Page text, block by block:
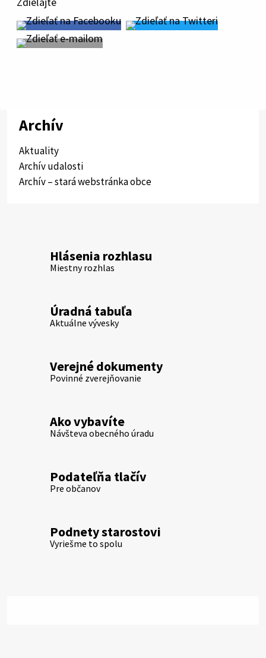
Archív
Aktuality
Archív udalosti
Archív – stará webstránka obce
Hlásenia rozhlasu
Miestny rozhlas
Úradná tabuľa
Aktuálne vývesky
Verejné dokumenty
Povinné zverejňovanie
Ako vybavíte
Návšteva obecného úradu
Podateľňa tlačív
Pre občanov
Podnety starostovi
Vyriešme to spolu